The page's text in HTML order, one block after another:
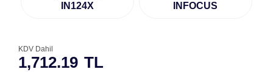
IN124X INFOCUS
1,712.19 TL
KDV Dahil